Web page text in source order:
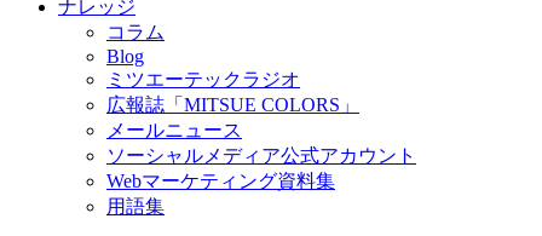
ナレッジ
コラム
Blog
ミツエーテックラジオ
広報誌「MITSUE COLORS」
メールニュース
ソーシャルメディア公式アカウント
Webマーケティング資料集
用語集